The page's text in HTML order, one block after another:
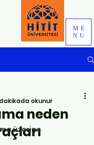
ME
NU
üzerine
neden
okunur